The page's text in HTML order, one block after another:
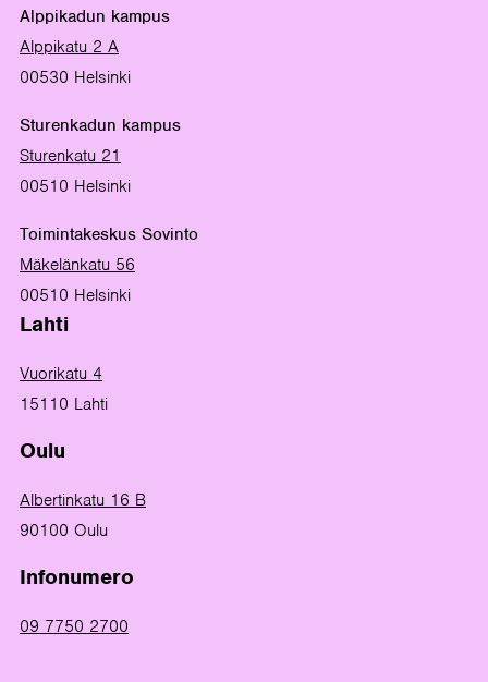
Alppikadun kampus
Alppikatu 2 A
00530 Helsinki
Sturenkadun kampus
Sturenkatu 21
00510 Helsinki
Toimintakeskus Sovinto
Mäkelänkatu 56
00510 Helsinki
Lahti
Vuorikatu 4
15110 Lahti
Oulu
Albertinkatu 16 B
90100 Oulu
Infonumero
09 7750 2700